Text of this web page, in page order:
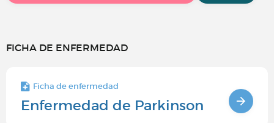
FICHA DE ENFERMEDAD
Ficha de enfermedad
Enfermedad de Parkinson